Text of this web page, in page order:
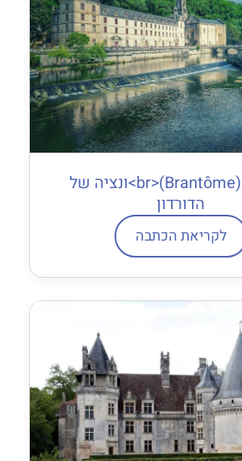
ברנטום (Brantôme)<br>ונציה של
הדורדון
לקריאת הכתבה